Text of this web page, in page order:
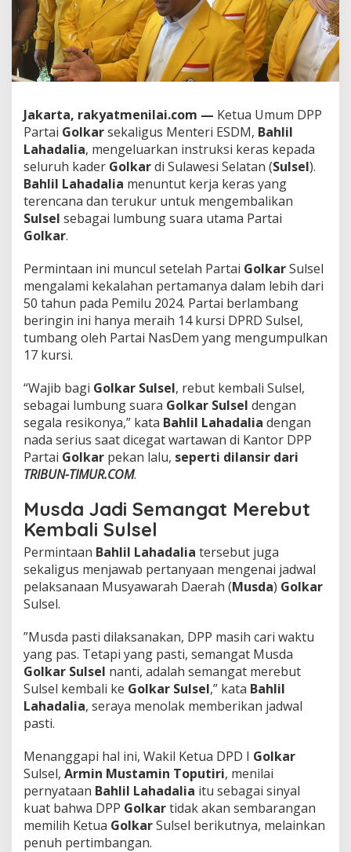
i
l
L
a
h
a
l
i
a
k
e
S
u
l
:
W
a
j
b
b
u
K
e
m
a
t
u
m
b
u
n
S
r
a
o
l
k
Jakarta, rakyatmenilai.com — Ketua Umum DPP
Partai Golkarsekaligus Menteri ESDM, Bahlil
Lahadalia, mengeluarkan instruksi keras kepada
seluruh kader Golkardi Sulawesi Selatan (Sulsel).
Bahlil Lahadalia menuntut kerja keras yang
terencana dan terukur untuk mengembalikan
Sulsel sebagai lumbung suara utama Partai
Golkar.
​Permintaan ini muncul setelah Partai GolkarSulsel
mengalami kekalahan pertamanya dalam lebih dari
50 tahun pada Pemilu 2024. Partai berlambang
beringin ini hanya meraih 14 kursi DPRD Sulsel,
tumbang oleh Partai NasDem yang mengumpulkan
17 kursi.
​“Wajib bagi Golkar Sulsel, rebut kembali Sulsel,
sebagai lumbung suara Golkar Sulsel dengan
segala resikonya,” kata Bahlil Lahadalia dengan
nada serius saat dicegat wartawan di Kantor DPP
Partai Golkar pekan lalu, seperti dilansir dari
TRIBUN-TIMUR.COM.
Musda Jadi Semangat Merebut
Kembali Sulsel
​Permintaan Bahlil Lahadalia tersebut juga
sekaligus menjawab pertanyaan mengenai jadwal
pelaksanaan Musyawarah Daerah (Musda) Golkar
Sulsel.
​”Musda pasti dilaksanakan, DPP masih cari waktu
yang pas. Tetapi yang pasti, semangat Musda
Golkar Sulsel nanti, adalah semangat merebut
Sulsel kembali ke Golkar Sulsel,” kata Bahlil
Lahadalia, seraya menolak memberikan jadwal
pasti.
​Menanggapi hal ini, Wakil Ketua DPD I Golkar
Sulsel, Armin Mustamin Toputiri, menilai
pernyataan Bahlil Lahadalia itu sebagai sinyal
kuat bahwa DPP Golkartidak akan sembarangan
memilih Ketua GolkarSulsel berikutnya, melainkan
penuh pertimbangan.